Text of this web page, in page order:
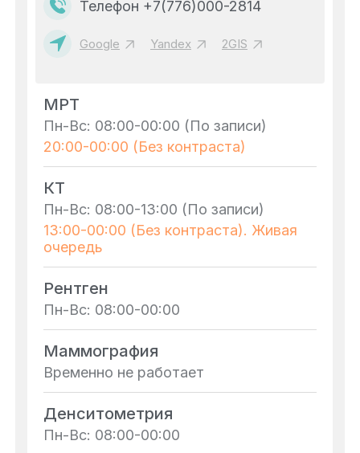
Телефон +7(776)000-2814
Google Yandex 2GIS
МРТ
Пн-Вс: 08:00-00:00 (По записи)
20:00-00:00 (Без контраста)
КТ
Пн-Вс: 08:00-13:00 (По записи)
13:00-00:00 (Без контраста). Живая
очередь
Рентген
Пн-Вс: 08:00-00:00
Маммография
Временно не работает
Денситометрия
Пн-Вс: 08:00-00:00